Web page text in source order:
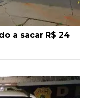
a sacar R$ 24